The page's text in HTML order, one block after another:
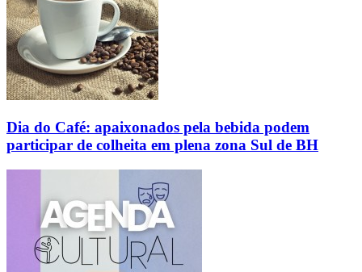
Dia do Café: apaixonados pela bebida podem
participar de colheita em plena zona Sul de BH